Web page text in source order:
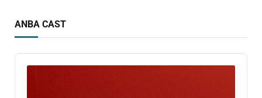
ANBA CAST
Audio
Player